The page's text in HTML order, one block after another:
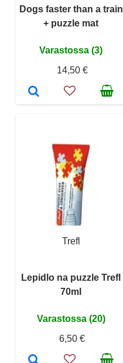
Dogs faster than a train
+ puzzle mat
Varastossa (3)
14,50 €
Trefl
Lepidlo na puzzle Trefl
70ml
Varastossa (20)
6,50 €